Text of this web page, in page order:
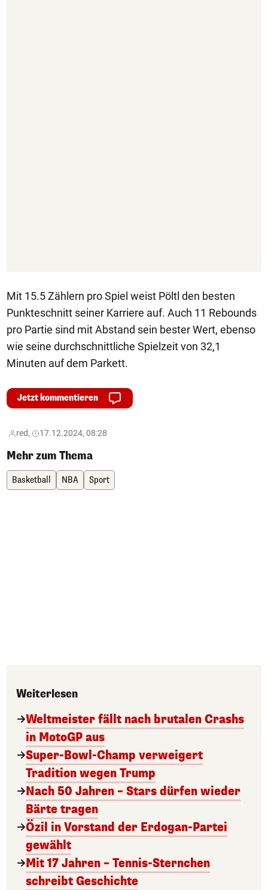
Mit 15.5 Zählern pro Spiel weist Pöltl den besten
Punkteschnitt seiner Karriere auf. Auch 11 Rebounds
pro Partie sind mit Abstand sein bester Wert, ebenso
wie seine durchschnittliche Spielzeit von 32,1
Minuten auf dem Parkett.
Jetzt kommentieren
red, 17.12.2024, 08:28
Mehr zum Thema
Basketball NBA Sport
Weiterlesen
Weltmeister fällt nach brutalen Crashs
in MotoGP aus
Super-Bowl-Champ verweigert
Tradition wegen Trump
Nach 50 Jahren – Stars dürfen wieder
Bärte tragen
Özil in Vorstand der Erdogan-Partei
gewählt
Mit 17 Jahren – Tennis-Sternchen
schreibt Geschichte